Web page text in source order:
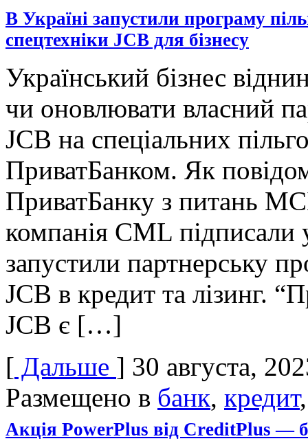
В Україні запустили програму
спецтехніки JCB для бізнесу
Український бізнес
чи оновлювати власний
JCB на спеціальних
ПриватБанком. Як
ПриватБанку з питань
компанія CML підписали
запустили партнерську
JCB в кредит та лізинг.
JCB є […]
[ Дальше ] 30 августа,
Размещено в банк, кредит
Акція PowerPlus від CreditPlus —